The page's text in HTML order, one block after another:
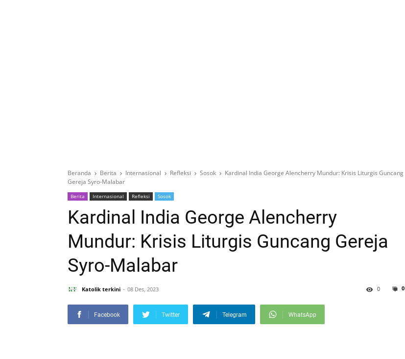
Beranda Berita Internasional Refleksi Sosok
Kardinal India George Alencherry Mundur: Krisis Liturgis Guncang
Gereja Syro-Malabar
Berita Internasional Refleksi Sosok
Kardinal India George Alencherry
Mundur: Krisis Liturgis Guncang Gereja
Syro-Malabar
Katolik terkini 08 Des, 2023 0
0
Facebook Twitter Telegram WhatsApp